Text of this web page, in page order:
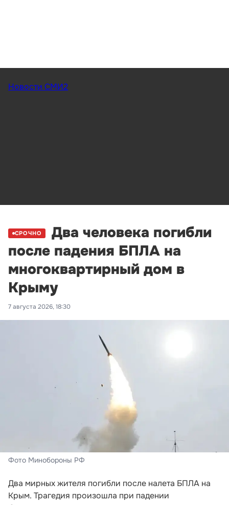
Новости СМИ2
СРОЧНО
Два человека погибли
после падения БПЛА на
многоквартирный дом в
Крыму
7 августа 2026, 18:30
Фото Минобороны РФ
Два мирных жителя погибли после налета БПЛА на
Крым. Трагедия произошла при падении